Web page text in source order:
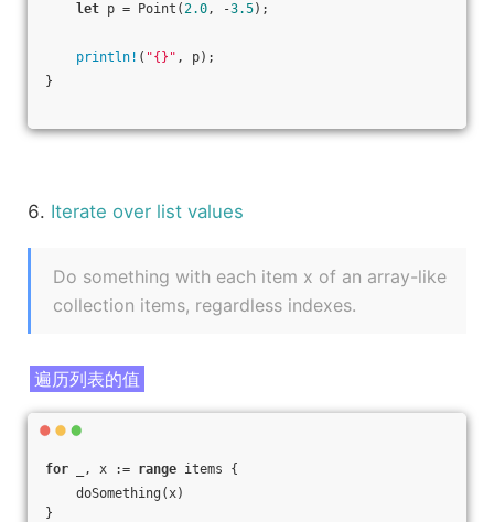
let p = Point(2.0, -3.5);
println! ( "{}" , p);
}
6. Iterate over list values
Do something with each item x of an array-like
collection items, regardless indexes.
遍历列表的值
for _, x := range items {
doSomething(x)
}